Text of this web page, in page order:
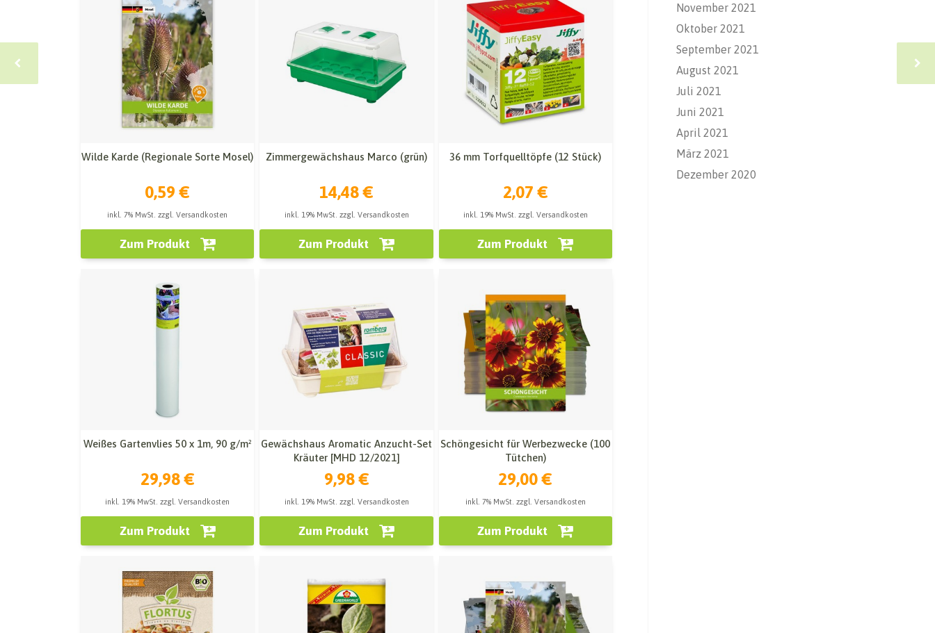
Wilde Karde (Regionale Sorte Mosel)
0,59 €
inkl. 7% MwSt. zzgl. Versandkosten
Zum Produkt
Zimmergewächshaus Marco (grün)
14,48 €
inkl. 19% MwSt. zzgl. Versandkosten
Zum Produkt
36 mm Torfquelltöpfe (12 Stück)
2,07 €
inkl. 19% MwSt. zzgl. Versandkosten
Zum Produkt
Weißes Gartenvlies 50 x 1m, 90 g/m²
29,98 €
inkl. 19% MwSt. zzgl. Versandkosten
Zum Produkt
Gewächshaus Aromatic Anzucht-Set
Kräuter [MHD 12/2021]
9,98 €
inkl. 19% MwSt. zzgl. Versandkosten
Zum Produkt
Schöngesicht für Werbezwecke (100
Tütchen)
29,00 €
inkl. 7% MwSt. zzgl. Versandkosten
Zum Produkt
November 2021
Oktober 2021
September 2021
August 2021
Juli 2021
Juni 2021
April 2021
März 2021
Dezember 2020